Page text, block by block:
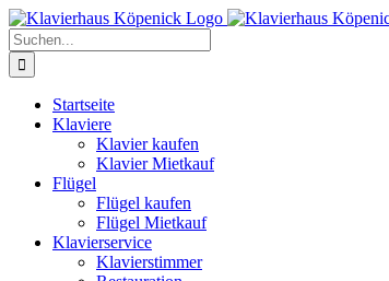
Zum
Inhalt
springen
Suche
nach:
Startseite
Klaviere
Klavier kaufen
Klavier Mietkauf
Flügel
Flügel kaufen
Flügel Mietkauf
Klavierservice
Klavierstimmer